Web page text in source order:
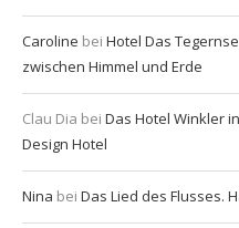
Caroline bei Hotel Das
zwischen Himmel und Erde
Clau Dia bei Das Hotel Winkler
Design Hotel
Nina bei Das Lied des Flusses.